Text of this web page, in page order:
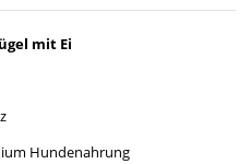
mit Ei
Hundenahrung